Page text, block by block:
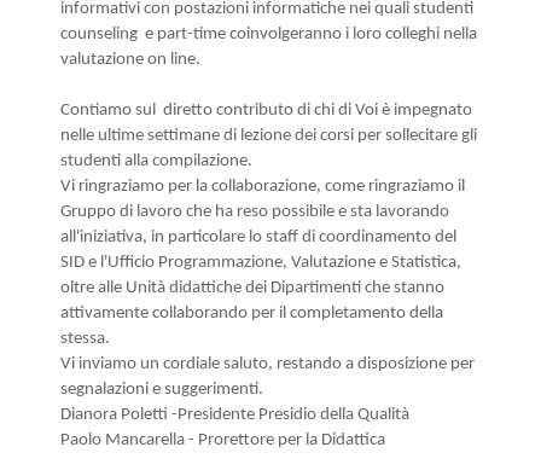
informativi con postazioni informatiche nei quali studenti
counseling e part-time coinvolgeranno i loro colleghi nella
valutazione on line.
Contiamo sul diretto contributo di chi di Voi è impegnato
nelle ultime settimane di lezione dei corsi per sollecitare gli
studenti alla compilazione.
Vi ringraziamo per la collaborazione, come ringraziamo il
Gruppo di lavoro che ha reso possibile e sta lavorando
all'iniziativa, in particolare lo staff di coordinamento del
SID e l'Ufficio Programmazione, Valutazione e Statistica,
oltre alle Unità didattiche dei Dipartimenti che stanno
attivamente collaborando per il completamento della
stessa.
Vi inviamo un cordiale saluto, restando a disposizione per
segnalazioni e suggerimenti.
Dianora Poletti -Presidente Presidio della Qualità
Paolo Mancarella - Prorettore per la Didattica